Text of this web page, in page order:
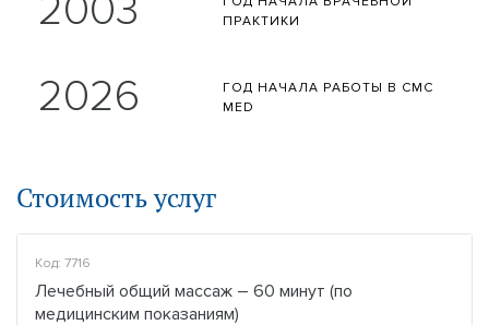
ПРАКТИКИ
2026 ГОД НАЧАЛА РАБОТЫ В CMC
MED
Стоимость услуг
Код: 7716
Лечебный общий массаж – 60 минут (по
медицинским показаниям)